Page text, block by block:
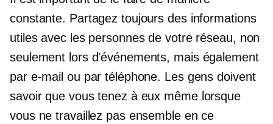
constante. Partagez toujours des informations
utiles avec les personnes de votre réseau, non
seulement lors d'événements, mais également
par e-mail ou par téléphone. Les gens doivent
savoir que vous tenez à eux même lorsque
vous ne travaillez pas ensemble en ce